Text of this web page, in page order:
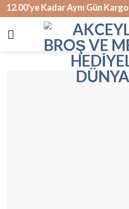
Skip
to
content
Kadar Aynı Gün